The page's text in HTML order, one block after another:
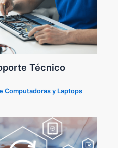
Técnico
Computadoras y Laptops